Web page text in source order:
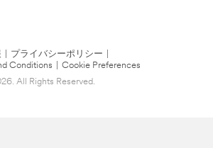
プライバシーポリシー
Conditions
Cookie Preferences
All Rights Reserved.